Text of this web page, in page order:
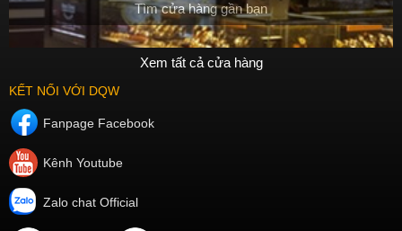
Tìm cửa hàng gần bạn
Xem tất cả cửa hàng
KẾT NỐI VỚI DQW
Fanpage Facebook
Kênh Youtube
Zalo chat Official